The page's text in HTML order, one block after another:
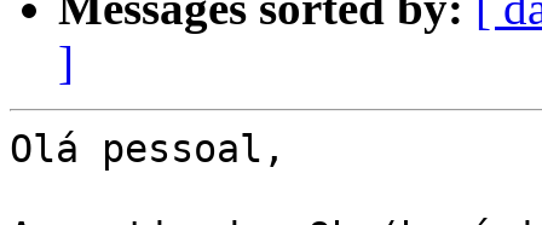
]
Olá pessoal,